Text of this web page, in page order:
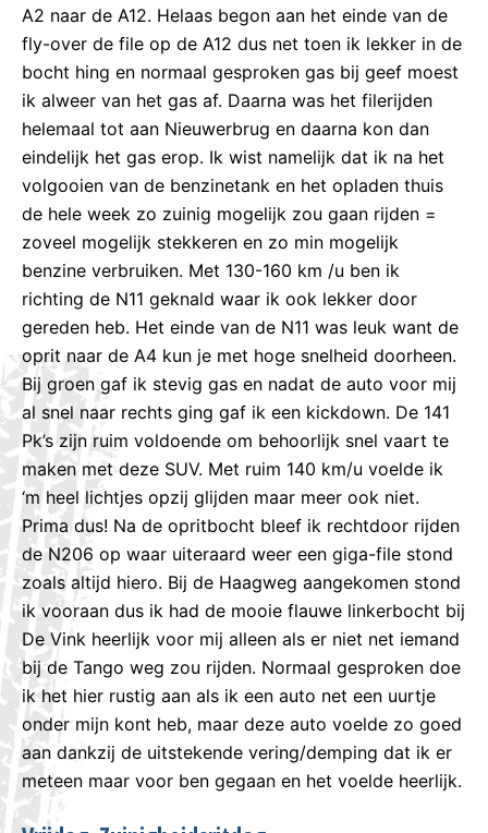
A2 naar de A12. Helaas begon aan het einde van de
fly-over de file op de A12 dus net toen ik lekker in de
bocht hing en normaal gesproken gas bij geef moest
ik alweer van het gas af. Daarna was het filerijden
helemaal tot aan Nieuwerbrug en daarna kon dan
eindelijk het gas erop. Ik wist namelijk dat ik na het
volgooien van de benzinetank en het opladen thuis
de hele week zo zuinig mogelijk zou gaan rijden =
zoveel mogelijk stekkeren en zo min mogelijk
benzine verbruiken. Met 130-160 km /u ben ik
richting de N11 geknald waar ik ook lekker door
gereden heb. Het einde van de N11 was leuk want de
oprit naar de A4 kun je met hoge snelheid doorheen.
Bij groen gaf ik stevig gas en nadat de auto voor mij
al snel naar rechts ging gaf ik een kickdown. De 141
Pk’s zijn ruim voldoende om behoorlijk snel vaart te
maken met deze SUV. Met ruim 140 km/u voelde ik
‘m heel lichtjes opzij glijden maar meer ook niet.
Prima dus! Na de opritbocht bleef ik rechtdoor rijden
de N206 op waar uiteraard weer een giga-file stond
zoals altijd hiero. Bij de Haagweg aangekomen stond
ik vooraan dus ik had de mooie flauwe linkerbocht bij
De Vink heerlijk voor mij alleen als er niet net iemand
bij de Tango weg zou rijden. Normaal gesproken doe
ik het hier rustig aan als ik een auto net een uurtje
onder mijn kont heb, maar deze auto voelde zo goed
aan dankzij de uitstekende vering/demping dat ik er
meteen maar voor ben gegaan en het voelde heerlijk.